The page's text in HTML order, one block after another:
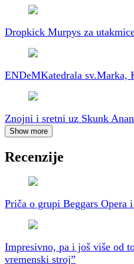
Dropkick Murpys za
ENDeMKatedrala sv.Marka,
Znojni i sretni uz Skunk
Show more
Recenzije
Priča o grupi Beggars Opera
Impresivno, pa i još više od
vremenski stroj”